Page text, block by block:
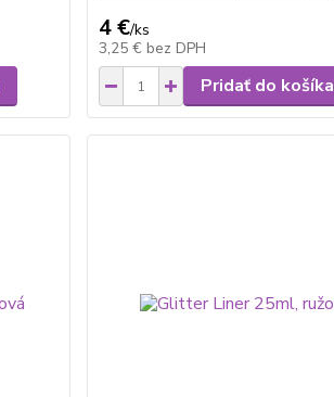
4 €/ks
3,25 € bez DPH
Pridať do košíka